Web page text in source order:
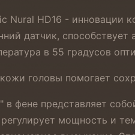
Nural HD16 - инновации
датчик,
в 55 градусов
головы помогает
фене представляет
мощность и